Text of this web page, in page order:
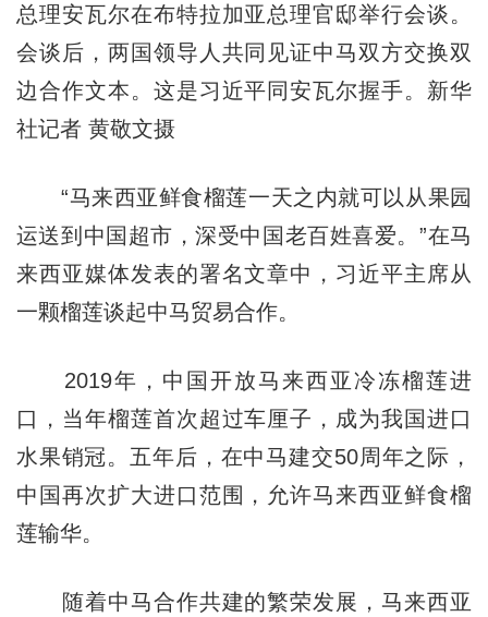
总理安瓦尔在布特拉加亚总理官邸举行会谈。
会谈后，两国领导人共同见证中马双方交换双
边合作文本。这是习近平同安瓦尔握手。新华
社记者 黄敬文摄
“马来西亚鲜食榴莲一天之内就可以从果园
运送到中国超市，深受中国老百姓喜爱。”在马
来西亚媒体发表的署名文章中，习近平主席从
一颗榴莲谈起中马贸易合作。
2019年，中国开放马来西亚冷冻榴莲进
口，当年榴莲首次超过车厘子，成为我国进口
水果销冠。五年后，在中马建交50周年之际，
中国再次扩大进口范围，允许马来西亚鲜食榴
莲输华。
随着中马合作共建的繁荣发展，马来西亚